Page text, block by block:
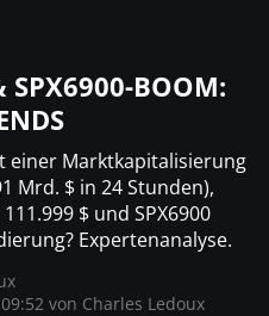
SPX6900-BOOM:
Marktkapitalisierung
Mrd. $ in 24 Stunden),
$ und SPX6900
Expertenanalyse.
von Charles Ledoux